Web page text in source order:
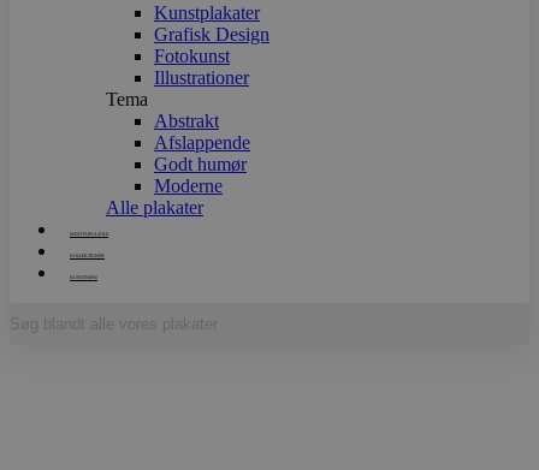
Kunstplakater
Grafisk Design
Fotokunst
Illustrationer
Tema
Abstrakt
Afslappende
Godt humør
Moderne
Alle plakater
MEST POPULÆRE
KOLLEKTIONER
KUNSTNERE
Forside /Kunstplakater / Adam and Eve – Gustav Klimt